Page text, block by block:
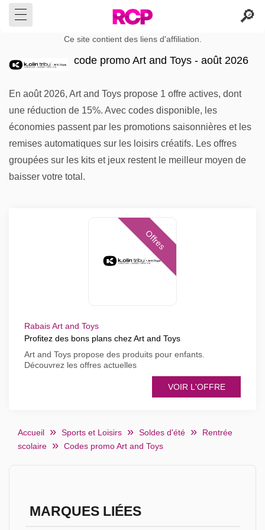
Ce site contient des liens d'affiliation.
code promo Art and Toys - août 2026
En août 2026, Art and Toys propose 1 offre actives, dont
une réduction de 15%. Avec codes disponible, les
économies passent par les promotions saisonnières et les
remises automatiques sur les loisirs créatifs. Les offres
groupées sur les kits et jeux restent le meilleur moyen de
baisser votre total.
Offres
Rabais Art and Toys
Profitez des bons plans chez Art and Toys
Art and Toys propose des produits pour enfants.
Découvrez les offres actuelles
VOIR L'OFFRE
Accueil Sports et Loisirs Soldes d'été
Rentrée
scolaire
Codes promo Art and Toys
MARQUES LIÉES